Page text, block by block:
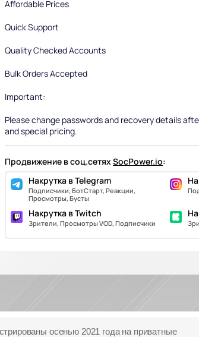
Affordable Prices
Quick Support
Quality Checked Accounts
Bulk Orders Accepted
Important:
Please change passwords and recovery details
and special pricing.
Продвижение в соц.сетяхSocPower.io:
Накрутка в Telegram
Подписчики, БотСтарт, Реакции,
Просмотры, Бусты
Накрутка в Twitch
Зрители, Просмотры VOD, Подписчики
осенью 2021 года на приватные